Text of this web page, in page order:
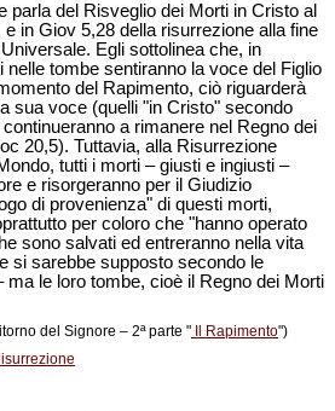
parla del Risveglio dei Morti in Cristo al
in Giov 5,28 della risurrezione alla fine
Egli sottolinea che, in
nelle tombe sentiranno la voce del Figlio
del Rapimento, ciò riguarderà
sua voce (quelli "in Cristo" secondo
a rimanere nel Regno dei
20,5). Tuttavia, alla Risurrezione
tutti i morti – giusti e ingiusti –
e risorgeranno per il Giudizio
di provenienza" di questi morti,
per coloro che "hanno operato
sono salvati ed entreranno nella vita
si sarebbe supposto secondo le
le loro tombe, cioè il Regno dei Morti
del Signore – 2ª parte " Il Rapimento")